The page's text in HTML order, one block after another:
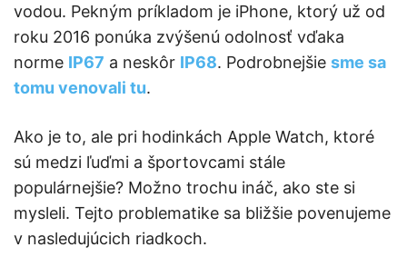
vodou. Pekným príkladom je iPhone, ktorý už od
roku 2016 ponúka zvýšenú odolnosť vďaka
norme IP67 a neskôr IP68. Podrobnejšie sme sa
tomu venovali tu.
Ako je to, ale pri hodinkách Apple Watch, ktoré
sú medzi ľuďmi a športovcami stále
populárnejšie? Možno trochu ináč, ako ste si
mysleli. Tejto problematike sa bližšie povenujeme
v nasledujúcich riadkoch.